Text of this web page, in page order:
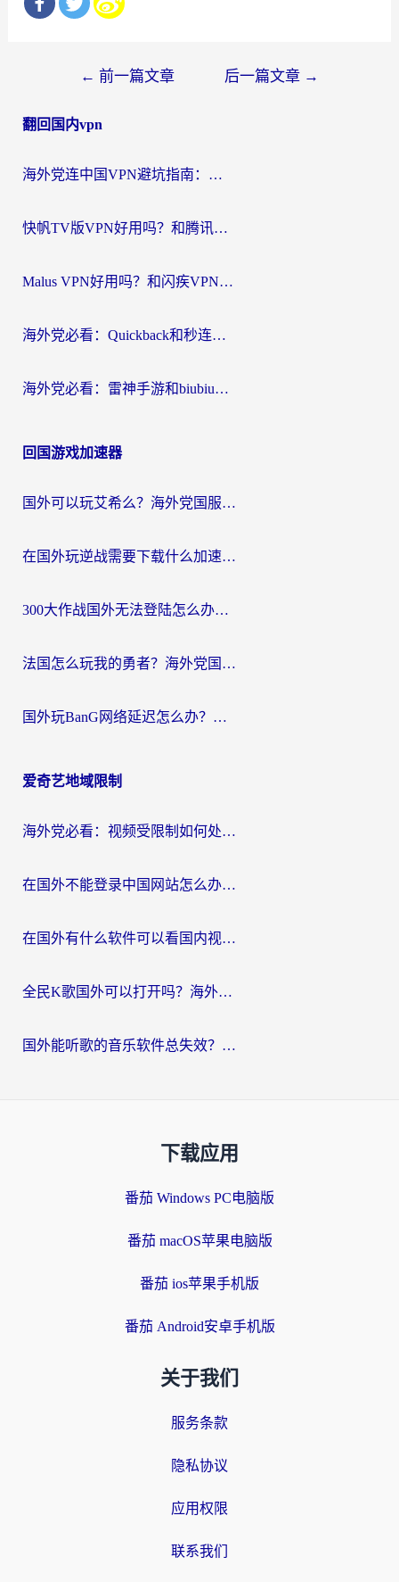
导
← 前一篇文章 后一篇文章 →
翻回国内vpn
海外党连中国VPN避坑指南：如何选到真正能无缝刷国内资源的加速器？
快帆TV版VPN好用吗？和腾讯VPN对比哪个回国效果更好？海外党必看的真实体验指南
Malus VPN好用吗？和闪疾VPN对比哪个回国效果更好？海外华人的实用避坑指南
海外党必看：Quickback和秒连好用吗？3步选对回国加速器，无缝刷国内资源
海外党必看：雷神手游和biubiu好用吗？3招选对回国加速器无缝刷国内资源
回国游戏加速器
国外可以玩艾希么？海外党国服游戏畅玩终极指南（附加速器选择秘籍）
在国外玩逆战需要下载什么加速器呢？海外党亲测有效的国服游戏加速指南
300大作战国外无法登陆怎么办？海外玩家亲测有效的解决指南
法国怎么玩我的勇者？海外党国服游戏不卡攻略，附3款热门游戏加速实测
国外玩BanG网络延迟怎么办？海外玩家亲测有效的国服游戏加速指南
爱奇艺地域限制
海外党必看：视频受限制如何处理？3步解决国内剧番“看不了”难题
在国外不能登录中国网站怎么办？3步选对回国加速器，无缝刷剧、办业务
在国外有什么软件可以看国内视频？留学生亲测的追剧救星来了
全民K歌国外可以打开吗？海外党听歌听书无限制的实用指南
国外能听歌的音乐软件总失效？这篇教你怎么在海外流畅听网易云
下载应用
番茄 Windows PC电脑版
番茄 macOS苹果电脑版
番茄 ios苹果手机版
番茄 Android安卓手机版
关于我们
服务条款
隐私协议
应用权限
联系我们